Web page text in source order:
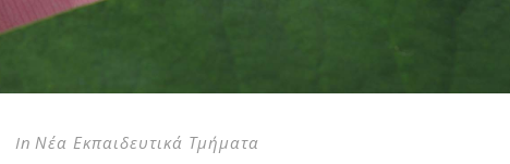
In Νέα Εκπαιδευτικά Τμήματα